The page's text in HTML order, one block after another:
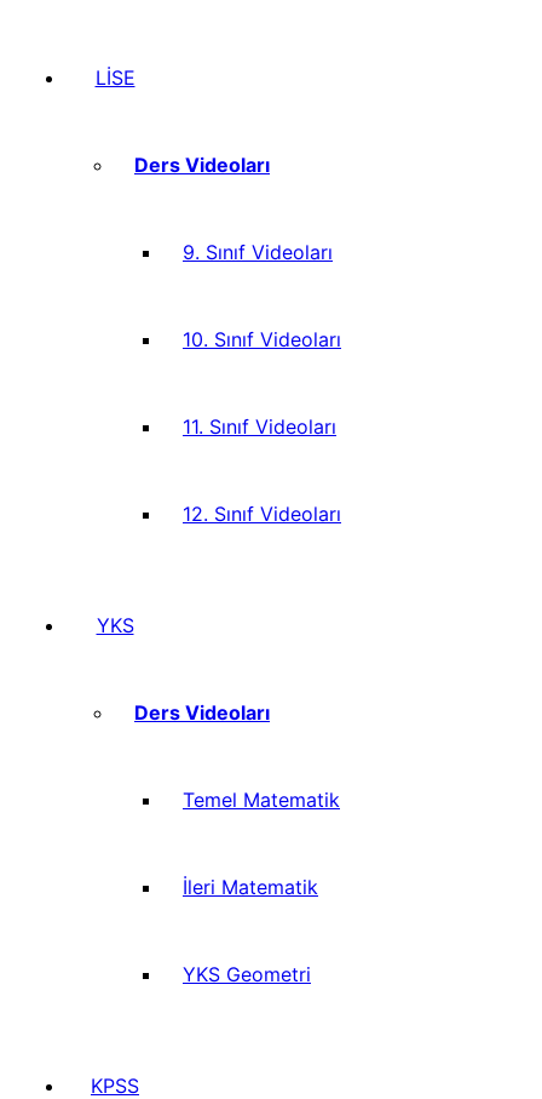
LİSE
Ders Videoları
9. Sınıf Videoları
10. Sınıf Videoları
11. Sınıf Videoları
12. Sınıf Videoları
YKS
Ders Videoları
Temel Matematik
İleri Matematik
YKS Geometri
KPSS